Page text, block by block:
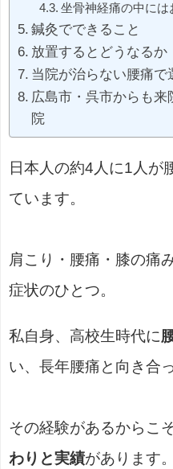
坐骨神経痛の中には
鍼灸でできること
放置するとどうなるか
当院が治らない腰痛で
広島市・呉市からも来
院
日本人の約4人に1人が
ています。
肩こり・腰痛・膝の痛
症状のひとつ。
私自身、高校生時代に
い、長年腰痛と向き合
その経験があるからこ
わりと実績があります。